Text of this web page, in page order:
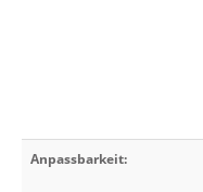
Anpassbarkeit: